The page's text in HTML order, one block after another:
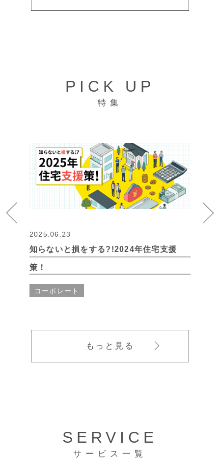
PICK UP
特集
2025.06.23
知らないと損をする?!2024年住宅支援
策！
コーポレート
もっと見る
SERVICE
サービス一覧